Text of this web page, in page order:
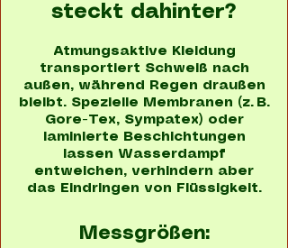
steckt dahinter?
Atmungsaktive Kleidung
transportiert Schweiß nach
außen, während Regen draußen
bleibt. Spezielle Membranen (z. B.
Gore-Tex, Sympatex) oder
laminierte Beschichtungen
lassen Wasserdampf
entweichen, verhindern aber
das Eindringen von Flüssigkeit.
Messgrößen: